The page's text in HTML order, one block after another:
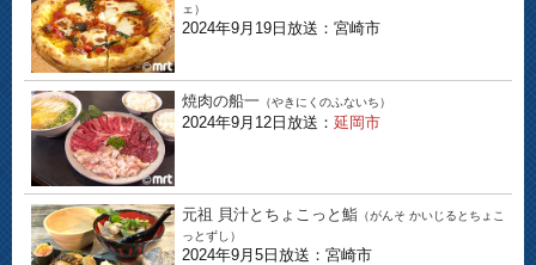
ェ）
2024年9月19日放送：宮崎市
焼肉の船一 （やきにくのふないち）
2024年9月12日放送： 延岡市
元祖 貝汁とちょこっと鮨 （がんそ かいじるとちょこ
っとずし）
2024年9月5日放送：宮崎市